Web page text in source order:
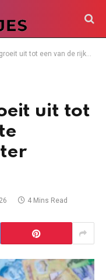
een van de rijkste beroemdheden ter wereld
uit tot
4 Mins Read